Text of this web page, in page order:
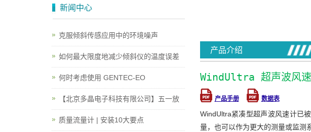
产品介绍
WindUltra 超声波风速
产品手册 数据表
WindUltra紧凑型超声波风速计已
量，也可以作为更大的测量或监测
新闻中心
克服倾斜传感应用中的环境噪声
如何最大限度地减少倾斜仪的温度误差
何时考虑使用 GENTEC-EO
【北京多晶电子科技有限公司】五一放
质量流量计 | 安装10大要点